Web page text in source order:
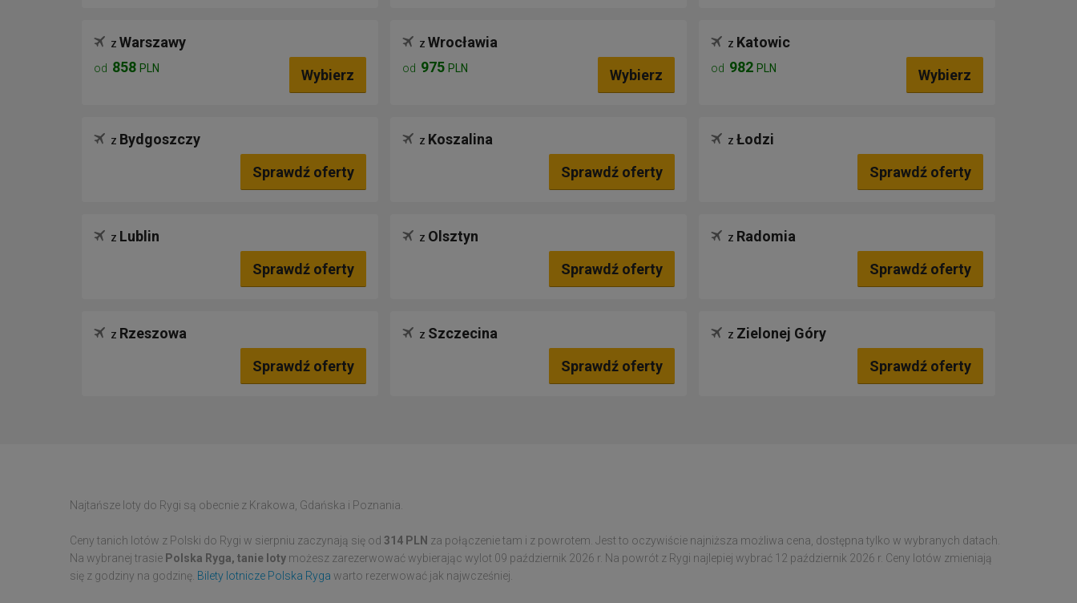
z Warszawy
od 858 PLN Wybierz
z Wrocławia
od 975 PLN Wybierz
z Katowic
od 982 PLN Wybierz
z Bydgoszczy
Sprawdź oferty
z Koszalina
Sprawdź oferty
z Łodzi
Sprawdź oferty
z Lublin
Sprawdź oferty
z Olsztyn
Sprawdź oferty
z Radomia
Sprawdź oferty
z Rzeszowa
Sprawdź oferty
z Szczecina
Sprawdź oferty
z Zielonej Góry
Sprawdź oferty
Najtańsze loty do Rygi są obecnie z Krakowa, Gdańska i Poznania.
Ceny tanich lotów z Polski do Rygi w sierpniu zaczynają się od 314 PLN za połączenie tam i z powrotem. Jest to oczywiście najniższa możliwa cena, dostępna tylko w wybranych datach.
Na wybranej trasie Polska Ryga, tanie loty możesz zarezerwować wybierając wylot 09 październik 2026 r. Na powrót z Rygi najlepiej wybrać 12 październik 2026 r. Ceny lotów zmieniają
się z godziny na godzinę. Bilety lotnicze Polska Ryga warto rezerwować jak najwcześniej.